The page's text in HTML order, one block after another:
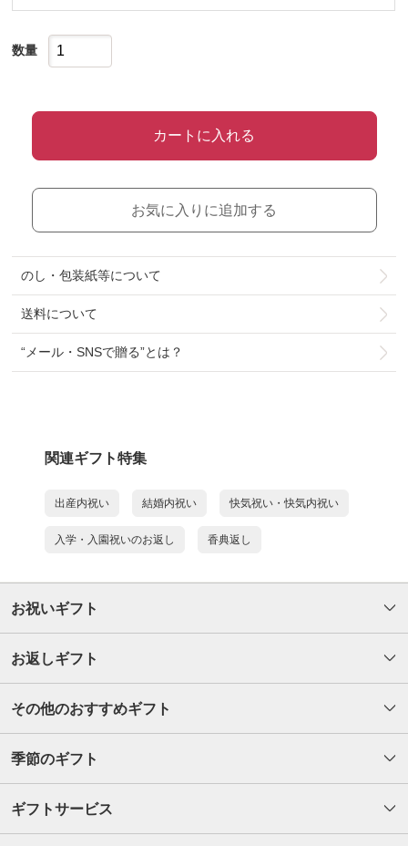
数量
カートに入れる
お気に入りに追加する
のし・包装紙等について
送料について
“メール・SNSで贈る”とは？
関連ギフト特集
出産内祝い 結婚内祝い 快気祝い・快気内祝い
入学・入園祝いのお返し 香典返し
お祝いギフト
お返しギフト
その他のおすすめギフト
季節のギフト
ギフトサービス